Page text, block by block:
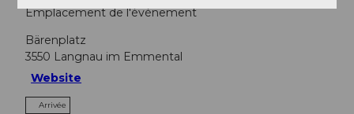
Emplacement de l'événement
Bärenplatz
3550 Langnau im Emmental
Website
Arrivée